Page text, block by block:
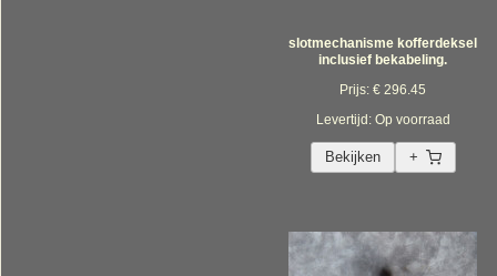
slotmechanisme kofferdeksel
inclusief bekabeling.
Prijs: € 296.45
Levertijd: Op voorraad
Bekijken +